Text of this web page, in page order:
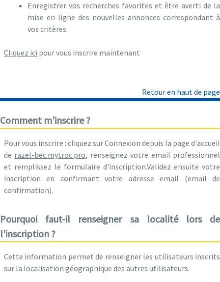
Enregistrer vos recherches favorites et être averti de la
mise en ligne des nouvelles annonces correspondant à
vos critères.
Cliquez ici pour vous inscrire maintenant
Retour en haut de page
Comment m'inscrire ?
Pour vous inscrire : cliquez sur Connexion depuis la page d'accueil
de razel-bec.mytroc.pro, renseignez votre email professionnel
et remplissez le formulaire d'inscription.Validez ensuite votre
inscription en confirmant votre adresse email (email de
confirmation).
Pourquoi faut-il renseigner sa localité lors de
l'inscription ?
Cette information permet de renseigner les utilisateurs inscrits
sur la localisation géographique des autres utilisateurs.